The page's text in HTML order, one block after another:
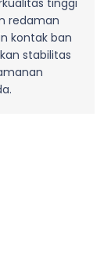
tinggi
redaman
kontak ban
stabilitas